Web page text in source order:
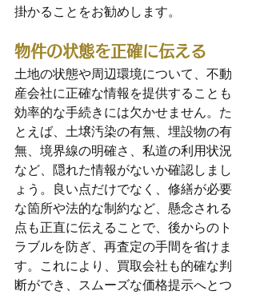
掛かることをお勧めします。
物件の状態を正確に伝える
土地の状態や周辺環境について、不動
産会社に正確な情報を提供することも
効率的な手続きには欠かせません。た
とえば、土壌汚染の有無、埋設物の有
無、境界線の明確さ、私道の利用状況
など、隠れた情報がないか確認しまし
ょう。良い点だけでなく、修繕が必要
な箇所や法的な制約など、懸念される
点も正直に伝えることで、後からのト
ラブルを防ぎ、再査定の手間を省けま
す。これにより、買取会社も的確な判
断ができ、スムーズな価格提示へとつ